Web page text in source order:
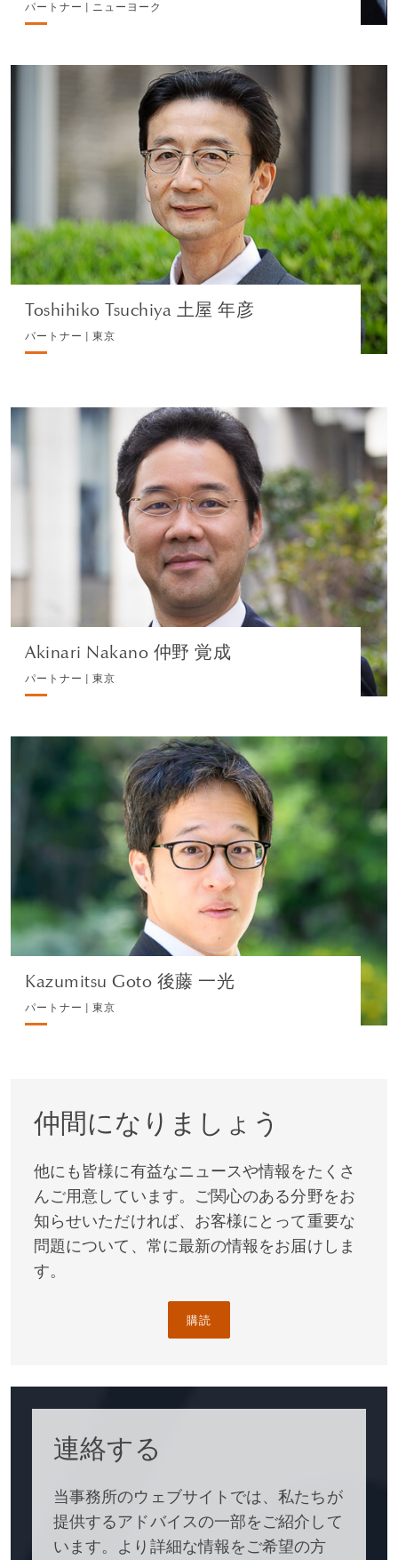
パートナー | ニューヨーク
Toshihiko Tsuchiya 土屋 年彦
パートナー | 東京
Toshihiko Tsuchiya 土屋 年彦
パートナー | 東京
プロフィールを見る
Akinari Nakano 仲野 覚成
パートナー | 東京
Akinari Nakano 仲野 覚成
パートナー | 東京
不動産
プロフィールを見る
Kazumitsu Goto 後藤 一光
パートナー | 東京
Kazumitsu Goto 後藤 一光
パートナー | 東京
プロフィールを見る
仲間になりましょう
他にも皆様に有益なニュースや情報をたくさ
んご用意しています。ご関心のある分野をお
知らせいただければ、お客様にとって重要な
問題について、常に最新の情報をお届けしま
す。
購読
連絡する
当事務所のウェブサイトでは、私たちが
提供するアドバイスの一部をご紹介して
います。より詳細な情報をご希望の方